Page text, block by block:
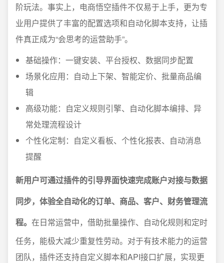
阶玩法。事实上，电商悟空插件不仅易于上手，更为专
业用户提供了丰富的配置选项和自动化脚本支持，让插
件真正成为“会思考的运营助手”。
基础操作：一键安装、平台授权、数据同步配置
场景化应用：自动上下架、智能定价、批量商品编
辑
高级功能：自定义规则引擎、自动化脚本编排、异
常处理流程设计
个性化定制：自定义看板、个性化报表、自动消息
提醒
新用户可通过插件的引导界面快速完成账户对接与数据
同步，体验全自动化的订单、商品、客户、财务管理流
程。 在日常运营中，借助批量操作、自动化规则和定时
任务，能极大减少重复性劳动。对于有技术能力的运营
团队，插件还支持自定义脚本和API接口扩展，实现更